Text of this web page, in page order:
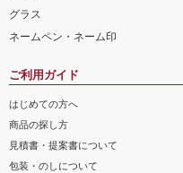
グラス
ネームペン・ネーム印
ご利用ガイド
はじめての方へ
商品の探し方
見積書・提案書について
包装・のしについて